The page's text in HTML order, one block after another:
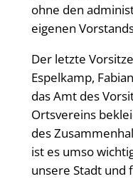
ohne den
eigenen
Der letzte
Espelkamp,
das Amt des
Ortsvereins
des
ist es umso
unsere Stadt und